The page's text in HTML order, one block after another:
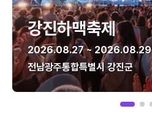
강진하맥축제
2026.08.27 ~ 2026.08.29
전남광주통합특별시 강진군